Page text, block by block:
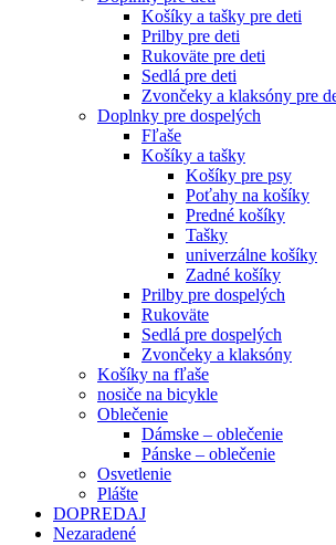
Košíky a tašky pre deti
Prilby pre deti
Rukoväte pre deti
Sedlá pre deti
Zvončeky a klaksóny pre
Doplnky pre dospelých
Fľaše
Košíky a tašky
Košíky pre psy
Poťahy na košíky
Predné košíky
Tašky
univerzálne košíky
Zadné košíky
Prilby pre dospelých
Rukoväte
Sedlá pre dospelých
Zvončeky a klaksóny
Košíky na fľaše
nosiče na bicykle
Oblečenie
Dámske – oblečenie
Pánske – oblečenie
Osvetlenie
Plášte
DOPREDAJ
Nezaradené